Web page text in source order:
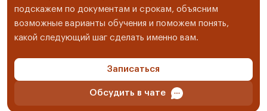
подскажем по документам и срокам, объясним
возможные варианты обучения и поможем понять,
какой следующий шаг сделать именно вам.
Записаться
Обсудить в чате